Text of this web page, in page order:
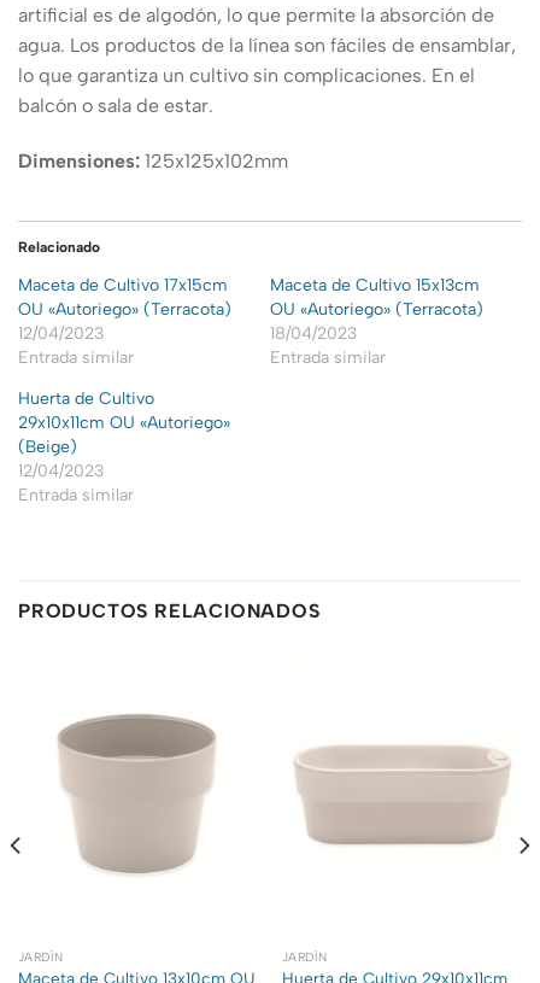
artificial es de algodón, lo que permite la absorción de
agua. Los productos de la línea son fáciles de ensamblar,
lo que garantiza un cultivo sin complicaciones. En el
balcón o sala de estar.
Dimensiones: 125x125x102mm
Relacionado
Maceta de Cultivo 17x15cm
OU «Autoriego» (Terracota)
12/04/2023
Entrada similar
Maceta de Cultivo 15x13cm
OU «Autoriego» (Terracota)
18/04/2023
Entrada similar
Huerta de Cultivo
29x10x11cm OU «Autoriego»
(Beige)
12/04/2023
Entrada similar
PRODUCTOS RELACIONADOS
JARDÍN
Maceta de Cultivo 13x10cm OU
JARDÍN
Huerta de Cultivo 29x10x11cm